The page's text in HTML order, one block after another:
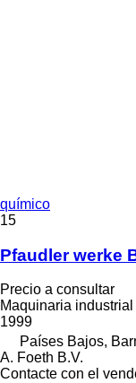
químico
15
Pfaudler werke
Precio a consultar
Maquinaria
1999
Países Bajos,
A. Foeth B.V.
Contacte con el